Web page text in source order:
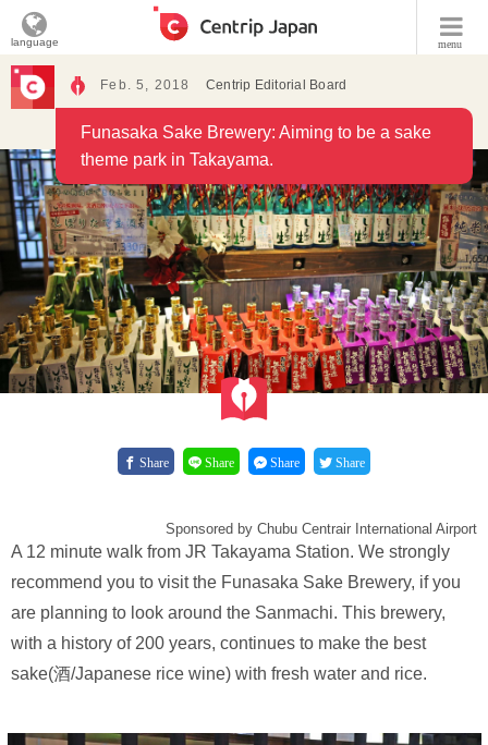
menu
language
Feb. 5, 2018 Centrip Editorial Board
Funasaka Sake Brewery: Aiming to be a sake
theme park in Takayama.
Share Share Share Share
Sponsored by Chubu Centrair International Airport
A 12 minute walk from JR Takayama Station. We strongly
recommend you to visit the Funasaka Sake Brewery, if you
are planning to look around the Sanmachi. This brewery,
with a history of 200 years, continues to make the best
sake(酒/Japanese rice wine) with fresh water and rice.